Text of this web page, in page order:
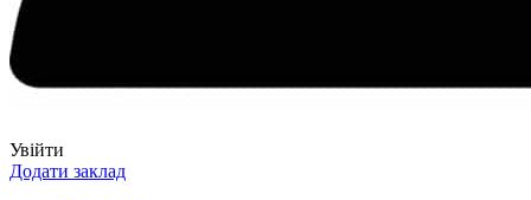
Увійти
Додати заклад